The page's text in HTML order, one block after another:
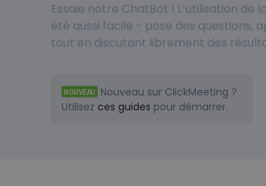
Essaie notre ChatBot ! L’utilisation de
été aussi facile - pose des questions,
tout en discutant librement des
NOUVEAU
Nouveau sur ClickMeeting ?
Utilisez ces guides pour démarrer.